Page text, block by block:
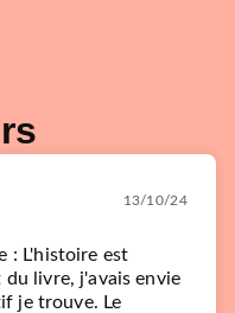
13/10/24
: L'histoire est
livre, j'avais envie
je trouve. Le